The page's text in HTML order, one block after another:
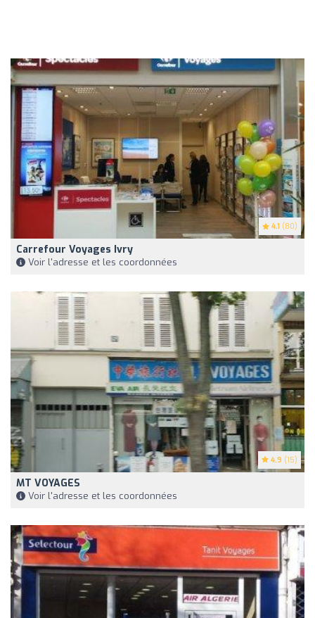
4.1 (80)
Carrefour Voyages Ivry
Voir l'adresse et les coordonnées
4.9 (15)
MT VOYAGES
Voir l'adresse et les coordonnées